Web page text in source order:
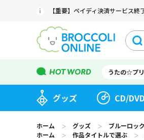
【重要】ペイディ決済サービス終
うたの☆プ
グッズ CD/DVD
ホーム ＞ グッズ ＞
ブルーロッ
ホーム
＞ 作品タイトルで選ぶ ＞